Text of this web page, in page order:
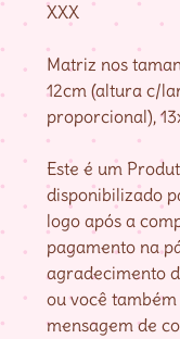
XXX
Matriz nos
12cm (altura c/
proporcional),
Este é um
disponibilizado
logo após a
pagamento na
agradecimento
ou você
mensagem de